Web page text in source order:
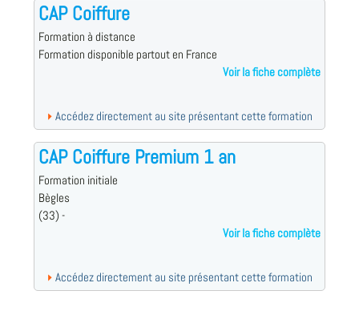
CAP Coiffure
Formation à distance
Formation disponible partout en France
Voir la fiche complète
Accédez directement au site présentant cette formation
CAP Coiffure Premium 1 an
Formation initiale
Bègles
(33) -
Voir la fiche complète
Accédez directement au site présentant cette formation